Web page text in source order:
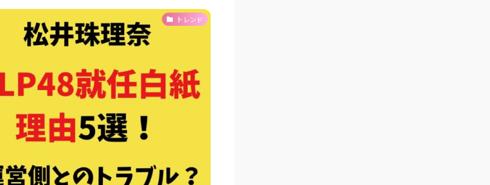
トレンド